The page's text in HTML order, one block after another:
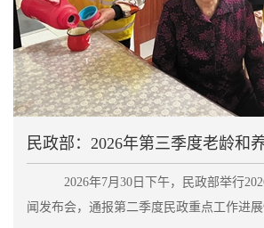
2026年7月30日下午，民政部举行
闻发布会，通报第二季度民政重点工作进展